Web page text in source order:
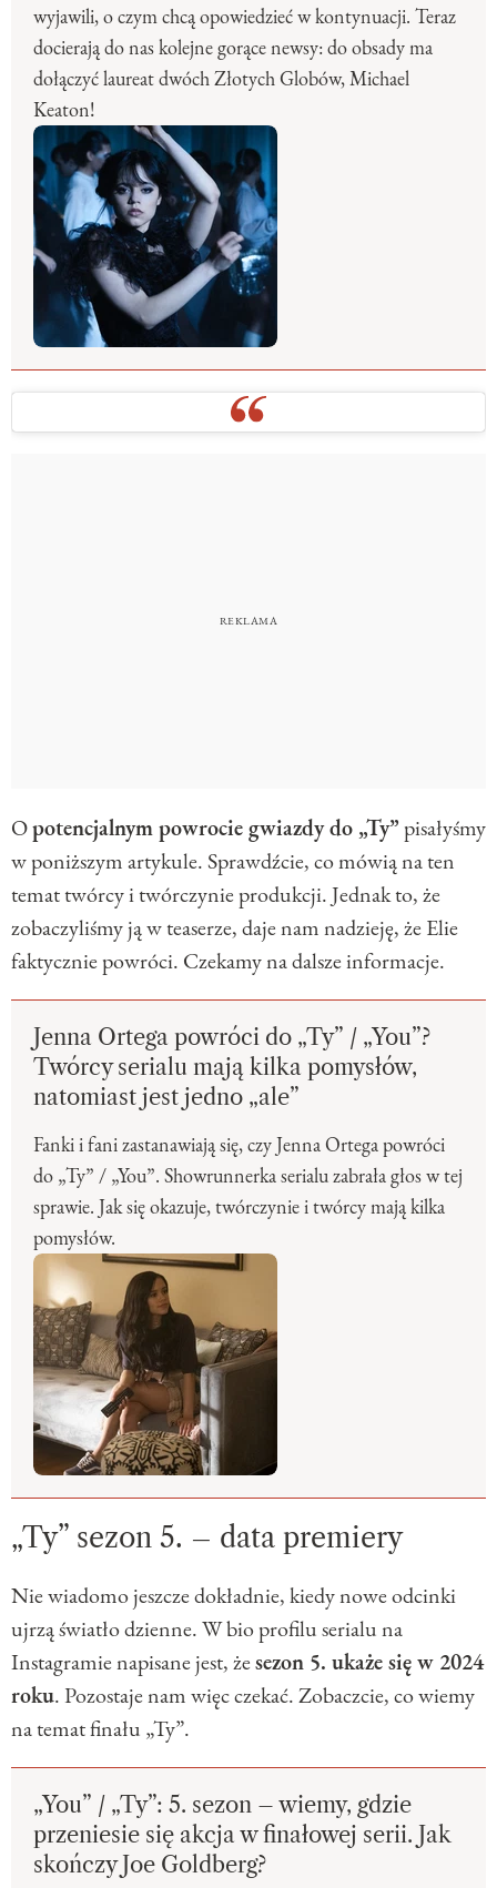
wyjawili, o czym chcą opowiedzieć w kontynuacji. Teraz
docierają do nas kolejne gorące newsy: do obsady ma
dołączyć laureat dwóch Złotych Globów, Michael
Keaton!
Opotencjalnym powrocie gwiazdy do „Ty”pisałyśmy
w poniższym artykule. Sprawdźcie, co mówią na ten
temat twórcy i twórczynie produkcji. Jednak to, że
zobaczyliśmy ją w teaserze, daje nam nadzieję, że Elie
faktycznie powróci. Czekamy na dalsze informacje.
Jenna Ortega powróci do „Ty” / „You”?
Twórcy serialu mają kilka pomysłów,
natomiast jest jedno „ale”
Fanki i fani zastanawiają się, czy Jenna Ortega powróci
do „Ty” / „You”. Showrunnerka serialu zabrała głos w tej
sprawie. Jak się okazuje, twórczynie i twórcy mają kilka
pomysłów.
„Ty” sezon 5. – data premiery
Nie wiadomo jeszcze dokładnie, kiedy nowe odcinki
ujrzą światło dzienne. W bio profilu serialu na
Instagramie napisane jest, żesezon 5. ukaże się w 2024
roku. Pozostaje nam więc czekać. Zobaczcie, co wiemy
na temat finału „Ty”.
„You” / „Ty”: 5. sezon – wiemy, gdzie
przeniesie się akcja w finałowej serii. Jak
skończy Joe Goldberg?